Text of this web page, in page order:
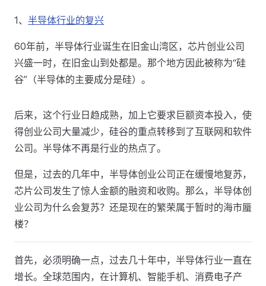
1、 半导体行业的复兴
60年前，半导体行业诞生在旧金山湾区，芯片创业公司
兴盛一时，在旧金山到处都是。那个地方因此被称为“硅
谷”（半导体的主要成分是硅）。
后来，这个行业日趋成熟，加上它要求巨额资本投入，使
得创业公司大量减少，硅谷的重点转移到了互联网和软件
公司。半导体不再是行业的热点了。
但是，过去的几年中，半导体创业公司正在缓慢地复苏，
芯片公司发生了惊人金额的融资和收购。那么，半导体创
业公司为什么会复苏？还是现在的繁荣属于暂时的海市蜃
楼？
首先，必须明确一点，过去几十年中，半导体行业一直在
增长。全球范围内，在计算机、智能手机、消费电子产